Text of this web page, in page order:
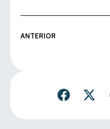
ANTERIOR